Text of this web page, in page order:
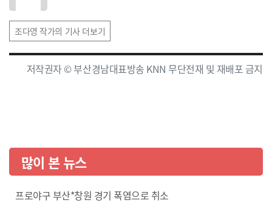
조다영 작가의 기사 더보기
저작권자 © 부산경남대표방송 KNN 무단전재 및 재배포 금지
많이 본 뉴스
프로야구 부산*창원 경기 폭염으로 취소